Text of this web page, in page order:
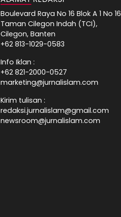
Boulevard Raya No 16 Blok A 1 No 16
Taman Cilegon Indah (TCI),
Cilegon, Banten
+62 813-1029-0583
Info Iklan :
+62 821-2000-0527
marketing@jurnalislam.com
Kirim tulisan :
redaksi.jurnalislam@gmail.com
newsroom@jurnalislam.com